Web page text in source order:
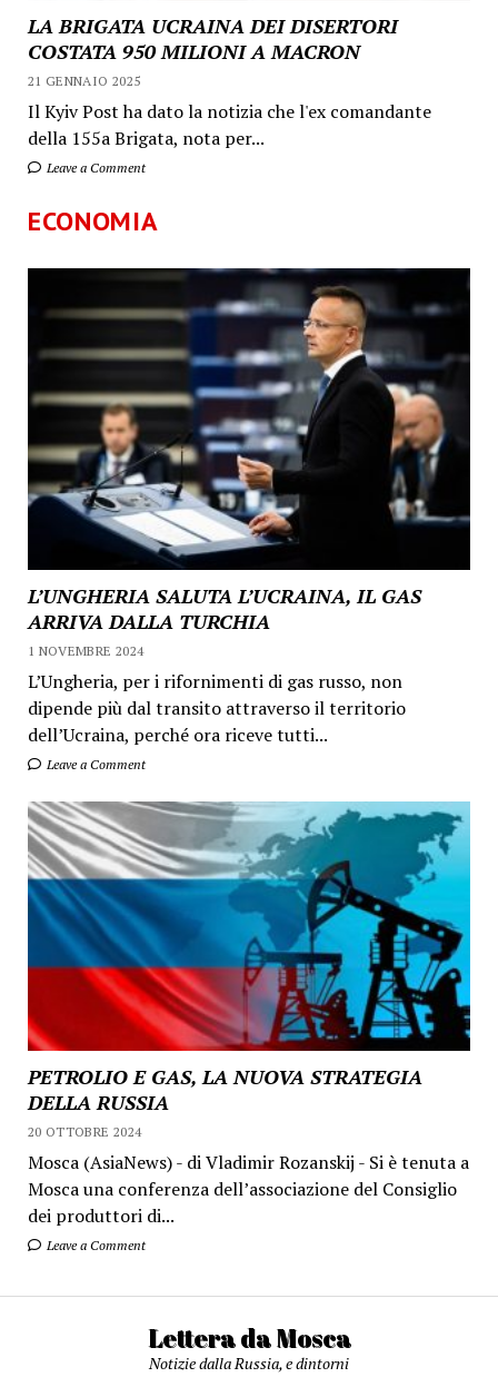
LA BRIGATA UCRAINA DEI DISERTORI
COSTATA 950 MILIONI A MACRON
21 GENNAIO 2025
Il Kyiv Post ha dato la notizia che l'ex comandante
della 155a Brigata, nota per...
Leave a Comment
ECONOMIA
L’UNGHERIA SALUTA L’UCRAINA, IL GAS
ARRIVA DALLA TURCHIA
1 NOVEMBRE 2024
L’Ungheria, per i rifornimenti di gas russo, non
dipende più dal transito attraverso il territorio
dell’Ucraina, perché ora riceve tutti...
Leave a Comment
PETROLIO E GAS, LA NUOVA STRATEGIA
DELLA RUSSIA
20 OTTOBRE 2024
Mosca (AsiaNews) - di Vladimir Rozanskij - Si è tenuta a
Mosca una conferenza dell’associazione del Consiglio
dei produttori di...
Leave a Comment
Lettera da Mosca
Notizie dalla Russia, e dintorni